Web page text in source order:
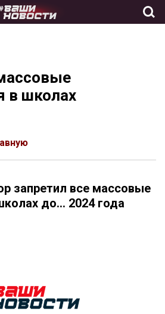
в школах
запретил все массовые
до… 2024 года